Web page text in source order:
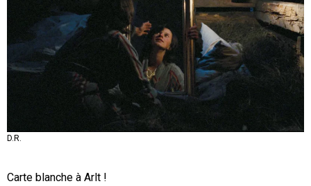
D.R.
Carte blanche à Arlt !